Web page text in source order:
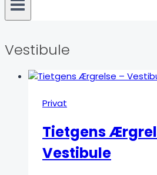
Vestibule
Privat
Tietgens
Vestibule